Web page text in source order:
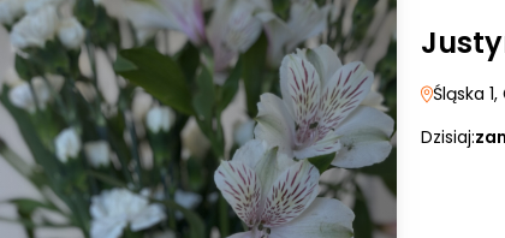
Śląska 1,
Dzisiaj: